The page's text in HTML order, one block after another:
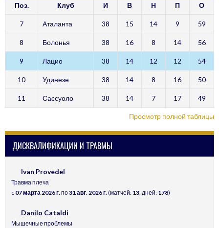
Поз. Клуб И В Н П О
7 Аталанта 38 15 14 9 59
8 Болонья 38 16 8 14 56
9 Лацио 38 14 12 12 54
10 Удинезе 38 14 8 16 50
11 Сассуоло 38 14 7 17 49
Просмотр полной таблицы
ДИСКВАЛИФИКАЦИИ И ТРАВМЫ
Ivan Provedel
Травма плеча
c 07 марта 2026 г.по31 авг. 2026 г.(матчей: 13, дней: 178)
Danilo Cataldi
Мышечные проблемы